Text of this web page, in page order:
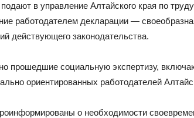
в управление Алтайского края по
работодателем декларации —
действующего законодательства.
прошедшие социальную экспертизу,
ориентированных работодателей
о необходимости